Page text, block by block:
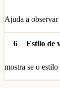
Ajuda a observar
6 Estilo de
mostra se o